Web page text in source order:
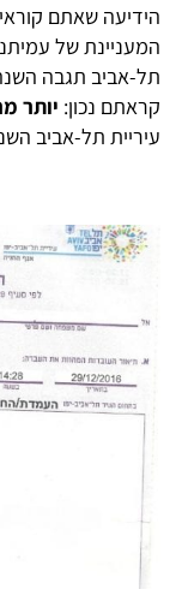
הידיעה שאתם
המעניינת של
תל-אביב תגבה
קראתם נכון: יותר
עיריית תל-אביב